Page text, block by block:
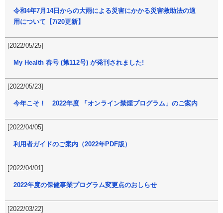
令和4年7月14日からの大雨による災害にかかる災害救助法の適
用について【7/20更新】
[2022/05/25]
My Health 春号 (第112号) が発刊されました!
[2022/05/23]
今年こそ！ 2022年度 「オンライン禁煙プログラム」のご案内
[2022/04/05]
利用者ガイドのご案内（2022年PDF版）
[2022/04/01]
2022年度の保健事業プログラム変更点のおしらせ
[2022/03/22]